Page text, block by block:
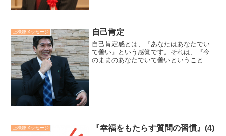
上機嫌メッセージ 自己肯定
自己肯定感とは、『あなたはあなたでい
て善い』という感覚です。それは、『今
のままのあなたでいて善いということで
上機嫌メッセージ 『幸福をもたらす質問の習慣』(4)